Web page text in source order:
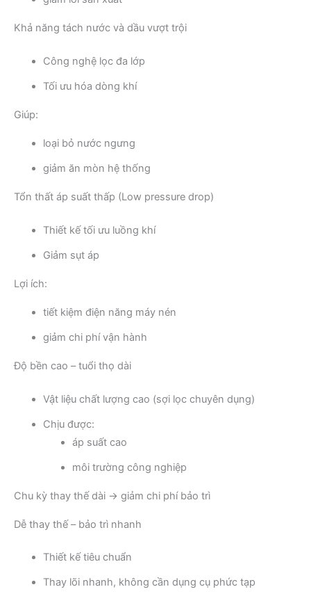
Khả năng tách nước và dầu vượt trội
Công nghệ lọc đa lớp
Tối ưu hóa dòng khí
Giúp:
loại bỏ nước ngưng
giảm ăn mòn hệ thống
Tổn thất áp suất thấp (Low pressure drop)
Thiết kế tối ưu luồng khí
Giảm sụt áp
Lợi ích:
tiết kiệm điện năng máy nén
giảm chi phí vận hành
Độ bền cao – tuổi thọ dài
Vật liệu chất lượng cao (sợi lọc chuyên dụng)
Chịu được:
áp suất cao
môi trường công nghiệp
Chu kỳ thay thế dài → giảm chi phí bảo trì
Dễ thay thế – bảo trì nhanh
Thiết kế tiêu chuẩn
Thay lõi nhanh, không cần dụng cụ phức tạp